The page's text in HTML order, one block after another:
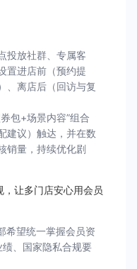
投放社群、专属客
置进店前（预约提
、离店后（回访与复
包+场景内容”组合
建议）触达，并在数
销量，持续优化剧
让多门店安心用会员
希望统一掌握会员资
、国家隐私合规要